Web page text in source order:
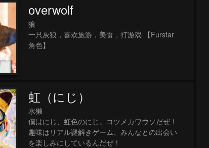
overwolf
狼
一只灰狼，喜欢旅游，美食，打游戏 【Furstar
角色】
虹（にじ）
水獭
僕はにじ、虹色のにじ。コツメカワウソだぜ！
趣味はリアル謎解きゲーム、みんなとの出会い
を楽しみにしているんだぜ！